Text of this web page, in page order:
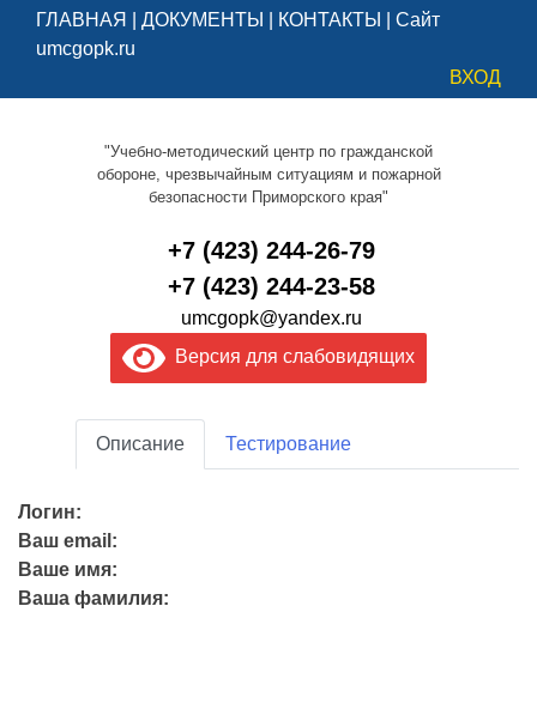
ГЛАВНАЯ ДОКУМЕНТЫ КОНТАКТЫ
Сайт
umcgopk.ru
ВХОД
"Учебно-методический центр по гражданской
обороне, чрезвычайным ситуациям и пожарной
безопасности Приморского края"
+7 (423) 244-26-79
+7 (423) 244-23-58
umcgopk@yandex.ru
Версия для слабовидящих
Описание Тестирование
Логин:
Ваш email:
Ваше имя:
Ваша фамилия: